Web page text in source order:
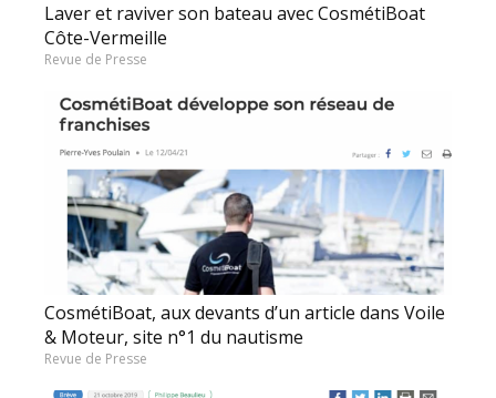
Laver et raviver son bateau avec CosmétiBoat
Côte-Vermeille
Revue de Presse
CosmétiBoat, aux devants d’un article dans Voile
& Moteur, site n°1 du nautisme
Revue de Presse